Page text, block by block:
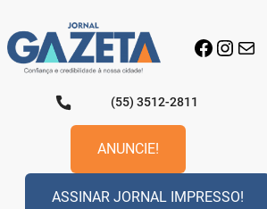
para
o
conteúdo
E-mail
(55) 3512-2811
ANUNCIE!
ASSINAR JORNAL IMPRESSO!